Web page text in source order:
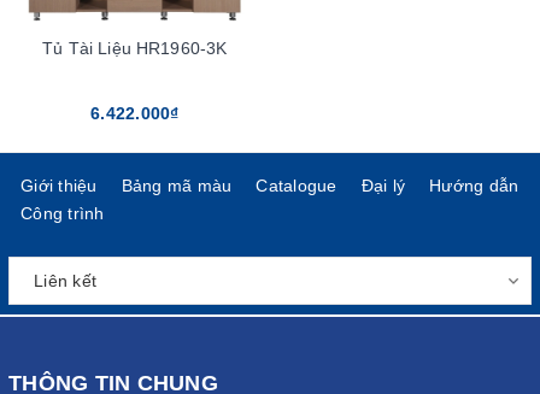
Tủ Tài Liệu HR1960-3K
6.422.000₫
Giới thiệu Bảng mã màu Catalogue Đại lý
Hướng dẫn
Công trình
THÔNG TIN CHUNG